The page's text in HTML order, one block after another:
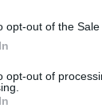
opt-out of the Sale
opt-out ofelőbb újra